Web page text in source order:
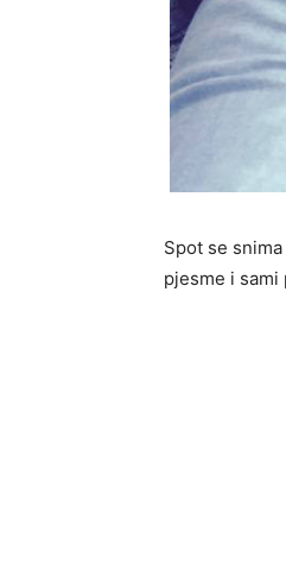
Spot se
pjesme i